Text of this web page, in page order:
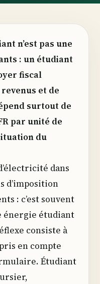
n’est pas une
: un étudiant
fiscal
et de
surtout de
par unité de
du
dans
d’imposition
: c’est souvent
énergie étudiant
consiste à
en compte
Étudiant